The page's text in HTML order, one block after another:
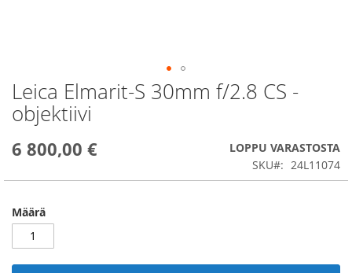
Leica Elmarit-S 30mm f/2.8 CS -
objektiivi
6 800,00 €
LOPPU VARASTOSTA
SKU
24L11074
Määrä
Skip
to
the
of